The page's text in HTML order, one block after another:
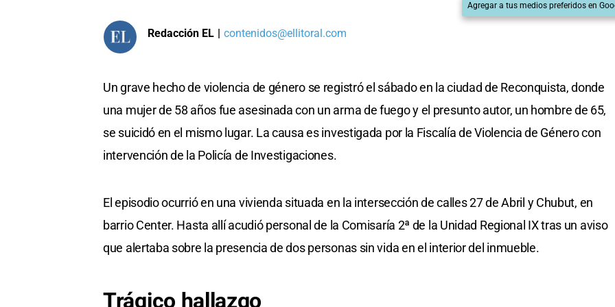
Agregar a tus medios preferidos en
Redacción EL | contenidos@ellitoral.com
Un grave hecho de violencia de género se registró el sábado en la ciudad de Reconquista, donde
una mujer de 58 años fue asesinada con un arma de fuego y el presunto autor, un hombre de 65,
se suicidó en el mismo lugar. La causa es investigada por la Fiscalía de Violencia de Género con
intervención de la Policía de Investigaciones.
El episodio ocurrió en una vivienda situada en la intersección de calles 27 de Abril y Chubut, en
barrio Center. Hasta allí acudió personal de la Comisaría 2ª de la Unidad Regional IX tras un aviso
que alertaba sobre la presencia de dos personas sin vida en el interior del inmueble.
Trágico hallazgo